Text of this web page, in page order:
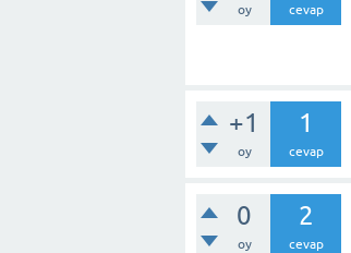
oy cevap
+1
oy
1
cevap
0
oy
2
cevap